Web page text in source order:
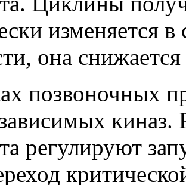
изменяется в
она
позвоночных
киназ.
регулируют